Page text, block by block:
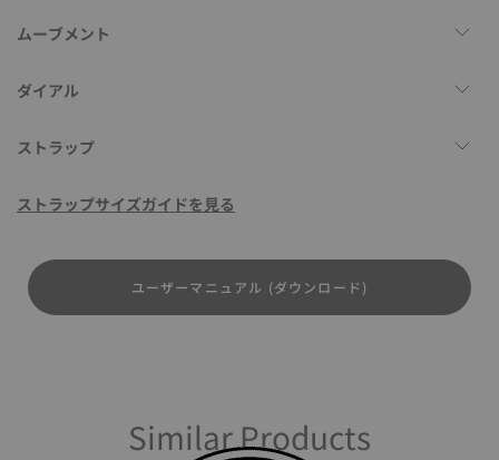
ムーブメント
ダイアル
ストラップ
ストラップサイズガイドを見る
ユーザーマニュアル (ダウンロード)
Similar Products